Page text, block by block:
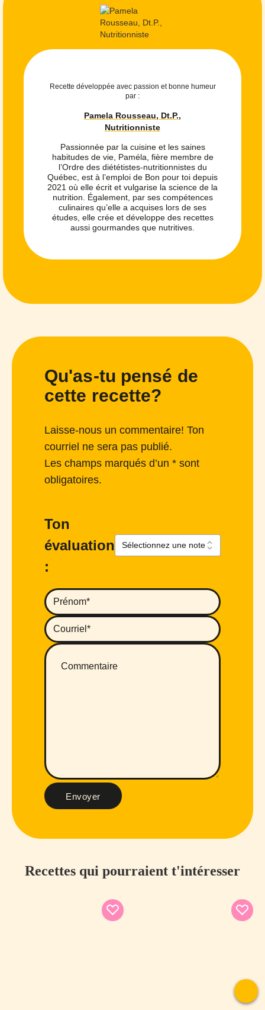
Recette développée avec passion et bonne humeur
par :
Pamela Rousseau, Dt.P.,
Nutritionniste
Passionnée par la cuisine et les saines
habitudes de vie, Paméla, fière membre de
l’Ordre des diététistes-nutritionnistes du
Québec, est à l’emploi de Bon pour toi depuis
2021 où elle écrit et vulgarise la science de la
nutrition. Également, par ses compétences
culinaires qu’elle a acquises lors de ses
études, elle crée et développe des recettes
aussi gourmandes que nutritives.
Qu'as-tu pensé de
cette recette?
Laisse-nous un commentaire! Ton
courriel ne sera pas publié.
Les champs marqués d’un * sont
obligatoires.
Ton
évaluation
:
Envoyer
Recettes qui pourraient t'intéresser